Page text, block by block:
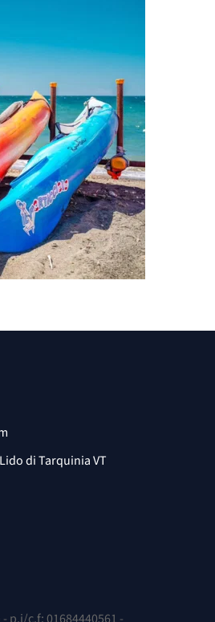
di Tarquinia VT